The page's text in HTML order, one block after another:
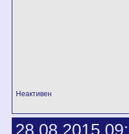
Неактивен
28.08.2015